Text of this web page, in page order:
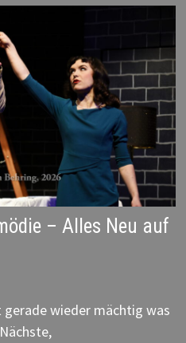
– Alles Neu auf
wieder mächtig was